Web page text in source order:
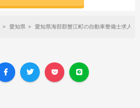
愛知県 愛知県海部郡蟹江町の自動車整備士求人